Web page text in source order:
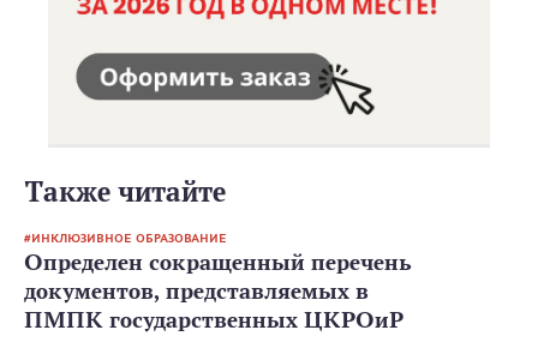
Также читайте
ИНКЛЮЗИВНОЕ ОБРАЗОВАНИЕ
Определен сокращенный перечень
документов, представляемых в
ПМПК государственных ЦКРОиР